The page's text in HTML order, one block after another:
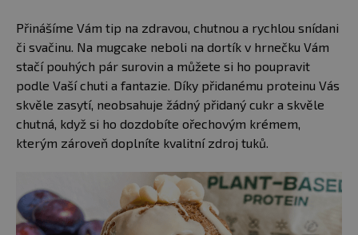
Přinášíme Vám tip na zdravou, chutnou a rychlou snídani
či svačinu. Na mugcake neboli na dortík v hrnečku Vám
stačí pouhých pár surovin a můžete si ho poupravit
podle Vaší chuti a fantazie. Díky přidanému proteinu Vás
skvěle zasytí, neobsahuje žádný přidaný cukr a skvěle
chutná, když si ho dozdobíte ořechovým krémem,
kterým zároveň doplníte kvalitní zdroj tuků.